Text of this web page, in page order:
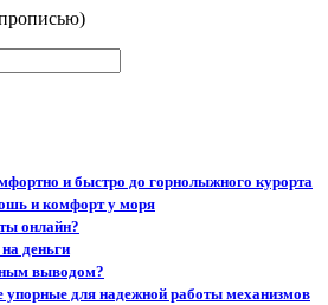
и быстро до горнолыжного курорта
и комфорт у моря
онлайн?
деньги
выводом?
для надежной работы механизмов